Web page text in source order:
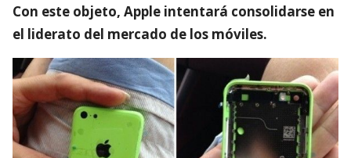
Con este objeto, Apple intentará consolidarse en
el liderato del mercado de los móviles.